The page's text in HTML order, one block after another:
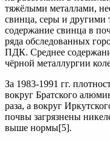
тяжёлыми металлами,
свинца, серы и другими
содержание свинца в
ряда обследованных
ПДК. Среднее
чёрной металлургии
За 1983-1991 гг.
вокруг Братского
раза, а вокруг
почвы загрязнены
выше нормы[5].